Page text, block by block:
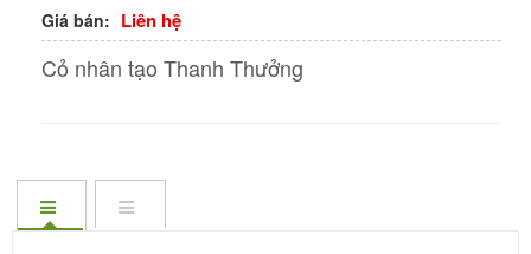
Giá bán: Liên hệ
Cỏ nhân tạo Thanh Thưởng